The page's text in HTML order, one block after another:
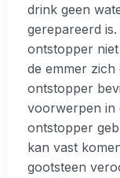
drink geen
gerepareerd
ontstopper
de emmer zich
ontstopper
voorwerpen in
ontstopper
kan vast
gootsteen